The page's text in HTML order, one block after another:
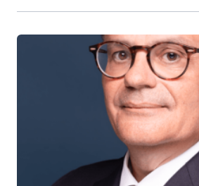
Image